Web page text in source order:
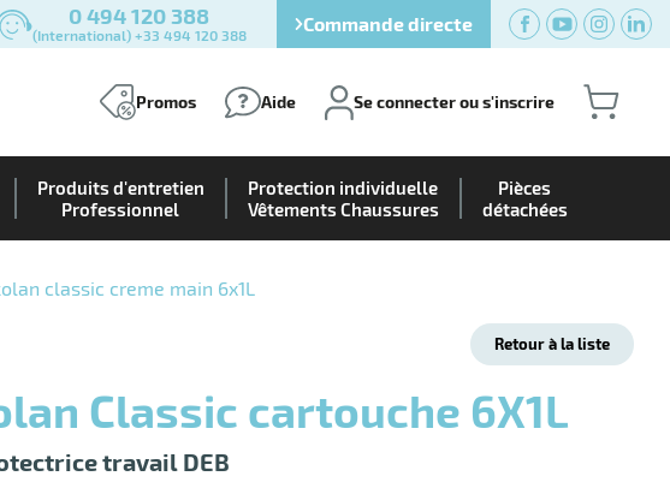
0 494 120 388
(International) +33 494 120 388 Commande directe
Promos Aide Se connecter ou s'inscrire
Produits d'entretien
Professionnel
Protection individuelle
Vêtements Chaussures
Pièces
détachées
classic creme main 6x1L
Retour à la liste
Classic cartouche 6X1L
travail DEB